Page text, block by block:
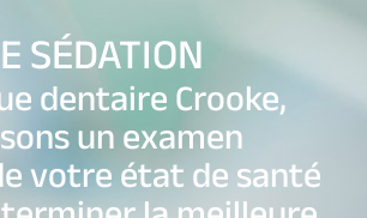
SÉDATION
dentaire Crooke,
un examen
votre état de santé